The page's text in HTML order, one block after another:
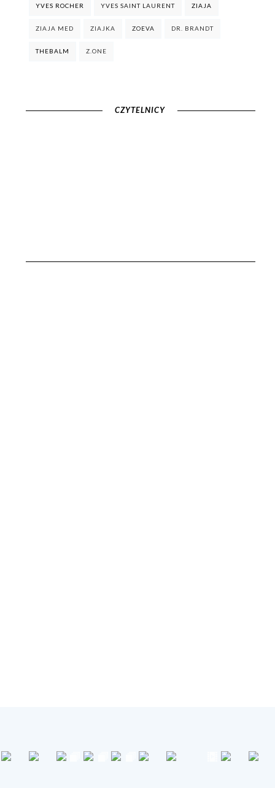
YVES ROCHER YVES SAINT LAURENT ZIAJA
ZIAJA MED ZIAJKA ZOEVA DR. BRANDT
THEBALM Z.ONE
CZYTELNICY